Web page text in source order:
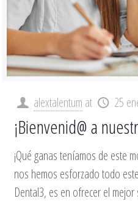
alextalentum at 25
¡Bienvenid@ a
¡Qué ganas teníamos de este
nos hemos esforzado todo
Dental3, es en ofrecer el